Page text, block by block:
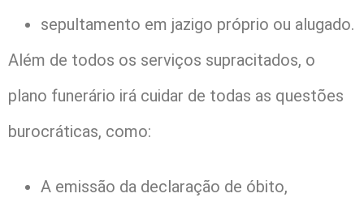
sepultamento em jazigo próprio ou alugado.
Além de todos os serviços supracitados, o
plano funerário irá cuidar de todas as questões
burocráticas, como:
A emissão da declaração de óbito,